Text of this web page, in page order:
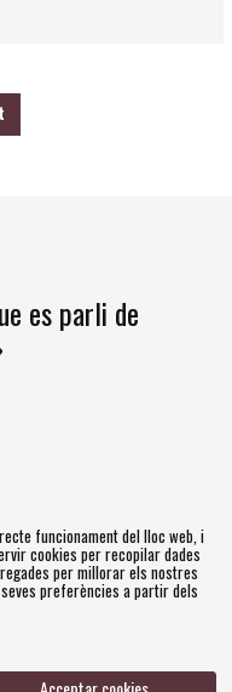
es parli de
funcionament del lloc web, i
cookies per recopilar dades
per millorar els nostres
preferències a partir dels